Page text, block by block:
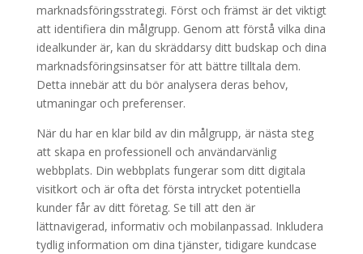
marknadsföringsstrategi. Först och främst är det viktigt
att identifiera din målgrupp. Genom att förstå vilka dina
idealkunder är, kan du skräddarsy ditt budskap och dina
marknadsföringsinsatser för att bättre tilltala dem.
Detta innebär att du bör analysera deras behov,
utmaningar och preferenser.
När du har en klar bild av din målgrupp, är nästa steg
att skapa en professionell och användarvänlig
webbplats. Din webbplats fungerar som ditt digitala
visitkort och är ofta det första intrycket potentiella
kunder får av ditt företag. Se till att den är
lättnavigerad, informativ och mobilanpassad. Inkludera
tydlig information om dina tjänster, tidigare kundcase